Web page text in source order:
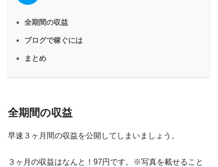
全期間の収益
ブログで稼ぐには
まとめ
全期間の収益
早速３ヶ月間の収益を公開してしまいましょう。
３ヶ月の収益はなんと！ 97円 です。※写真を載せること